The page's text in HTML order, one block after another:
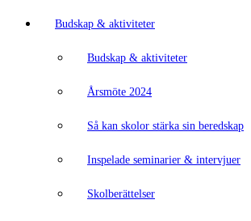
Budskap & aktiviteter
Budskap & aktiviteter
Årsmöte 2024
Så kan skolor stärka sin beredskap
Inspelade seminarier & intervjuer
Skolberättelser